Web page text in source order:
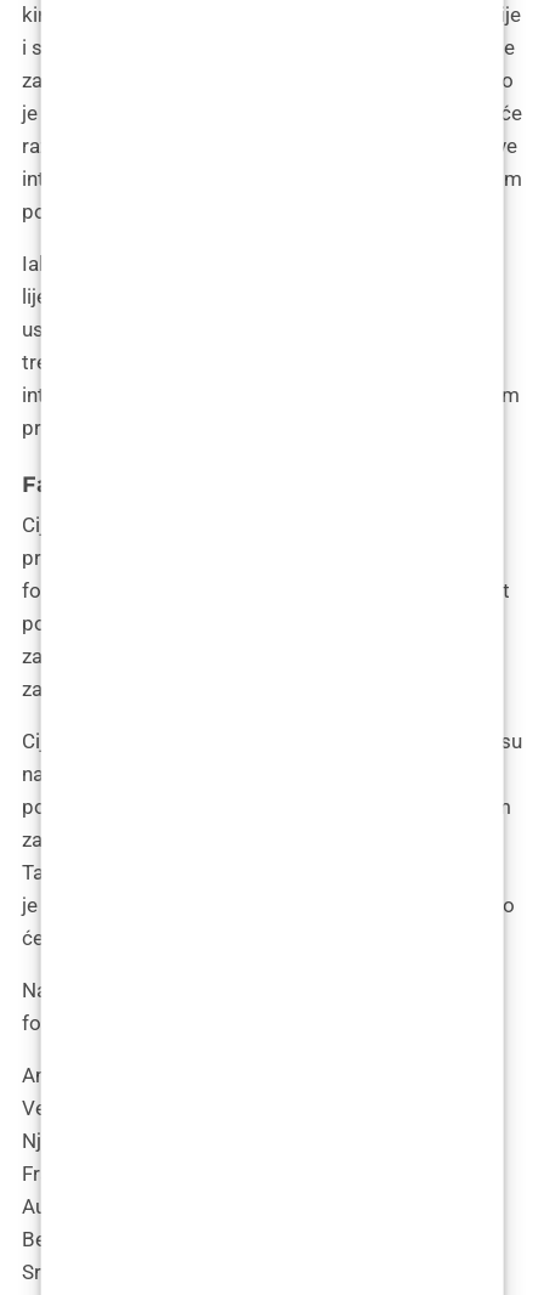
kirurg ili dermatolog, koji je prošao potrebne edukacije
i stekao iskustvo potrebno za samostalno provođenje
zahvata ili pod mentorstvom iskusnijeg kolege. Važno
je izbjegavati situacije gdje tehničari, bez odgovarajuće
razine medicinskog znanja, preuzimaju ključne dijelove
intervencije, posebno kod izrade incizija u prihvatljivom
području.
Iako asistenti mogu imati značajnu ulogu u procesu,
liječnik mora biti prisutan u operacijskoj sali,
usmjeravati i nadzirati sve faze zahvata. Ne bi se
trebalo dogoditi da liječnik u potpunosti prepusti
intervenciju asistentima, što se smatra neprihvatljivom
praksom.
Faktori koji tječu na cijenu transplantacije
Cijena transplantacije kose većinom se određuje
prema opsegu zahvata, odnosno broju graftova ili
folikula. Također, u obzir dolaze i posebni uvjeti poput
potrebe za sekundarnim FUE postupkom, želje za
zahvatom bez rezanja, potrebe za korektivnim
zahvatom ili procjene liječnika o složenosti zahvata.
Cijene po graftu variraju ovisno o zemlji i klinici, gdje su
na Zapadu i u Americi cijene više u odnosu na zemlje
poput Srbije ili onih poznatih po povoljnijim estetskim
zahvatima poput Indije, Pakistana, Meksika, Turske i
Tajlanda. Ako razmatrate zahvat u inozemstvu, važno
je provjeriti akreditaciju klinike od strane ISHRS-a i tko
će izvoditi zahvat – liječnik ili tehničari.
Najveći broj zapadnoeuropskih i američkih klinika
formira cijenu zahvata prema cijeni jednog grafta:
Amerika i Kanada 8-11 €
Velika Britanija i Irska 8-12 €
Njemačka 6-8 €
Francuska 7 €
Australija 6-8 €
Belgija 6 €
Srbija 1-3 €